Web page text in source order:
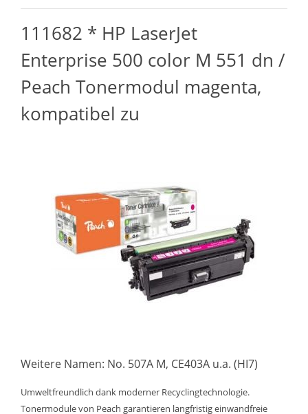
111682 * HP LaserJet
Enterprise 500 color M 551 dn /
Peach Tonermodul magenta,
kompatibel zu
Weitere Namen: No. 507A M, CE403A u.a. (HI7)
Umweltfreundlich dank moderner Recyclingtechnologie.
Tonermodule von Peach garantieren langfristig einwandfreie